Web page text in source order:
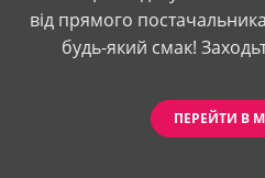
від прямого
будь-який смак!
ПЕРЕЙТИ В